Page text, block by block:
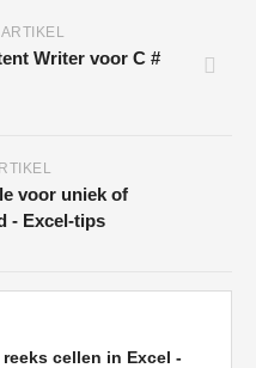
Writer voor C #
voor uniek of
- Excel-tips
cellen in Excel -